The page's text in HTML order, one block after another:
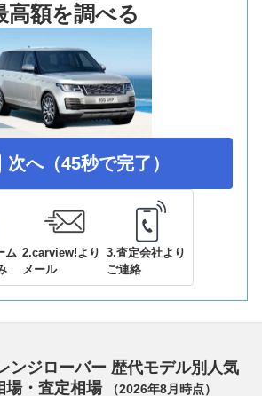
高額を調べる
次へ（45秒で完了）
ム 2.carview!より
メール
3.査定会社より
ご連絡
ンジローバー 歴代モデル別人気
場・査定相場
（2026年8月 時点）